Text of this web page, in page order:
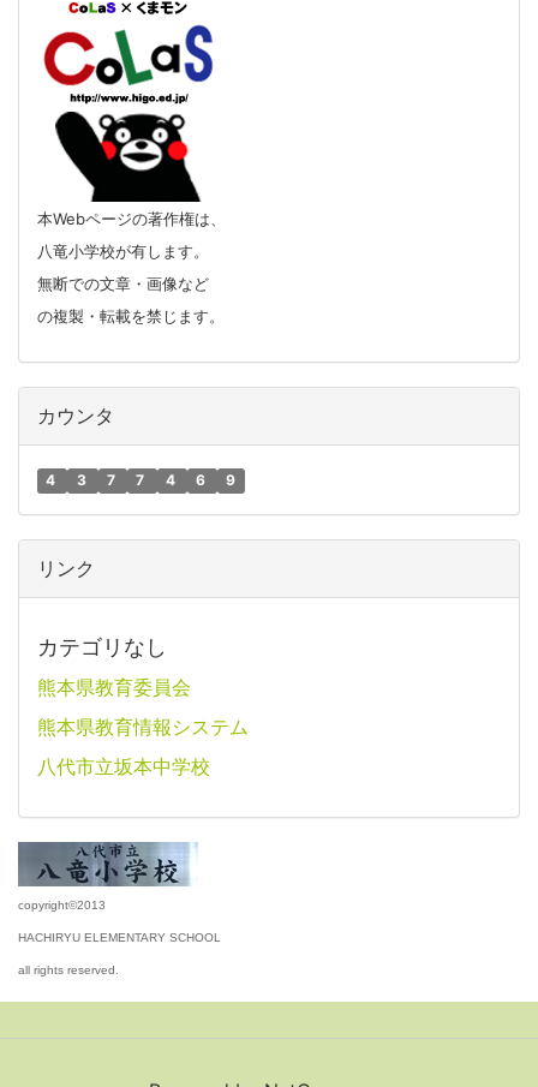
本Webページの著作権は、
八竜小学校が有します。
無断での文章・画像など
の複製・転載を禁じます。
カウンタ
4 3 7 7 4 6 9
リンク
カテゴリなし
熊本県教育委員会
熊本県教育情報システム
八代市立坂本中学校
copyright©2013
HACHIRYU ELEMENTARY SCHOOL
all rights reserved.